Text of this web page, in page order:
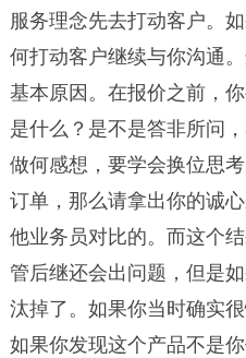
服务理念先去打动客户。
何打动客户继续与你沟通
基本原因。在报价之前，
是什么？是不是答非所问
做何感想，要学会换位思
订单，那么请拿出你的诚
他业务员对比的。而这个
管后继还会出问题，但是
汰掉了。如果你当时确实
如果你发现这个产品不是